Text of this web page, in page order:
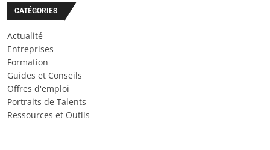
CATÉGORIES
Actualité
Entreprises
Formation
Guides et Conseils
Offres d'emploi
Portraits de Talents
Ressources et Outils